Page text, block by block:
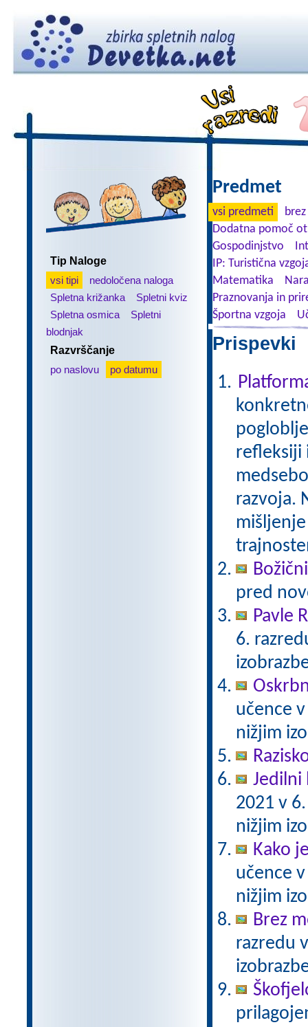
Tip Naloge
vsi tipi
nedoločena naloga
Spletna križanka
Spletni kviz
Spletna osmica
Spletni
blodnjak
Razvrščanje
po naslovu
po datumu
Predmet
vsi predmeti
Dodatna pomoč
Gospodinjstvo
IP: Turistična
Matematika
Praznovanja in
Športna vzgoja
Prispevki
refleksiji
razvoja.
pred
Pavle
6.
učence
nižjim
Jedilni
2021 v
nižjim
Kako
učence
nižjim
Brez
razredu